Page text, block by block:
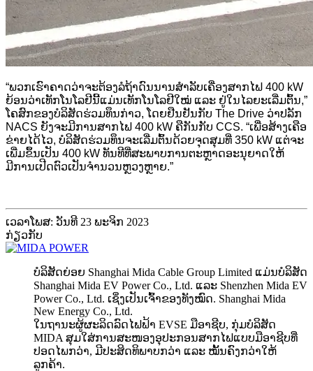
“ພວກເຮົາຄາດວ່າຈະຕ້ອງລໍຖ້າດົນນານສຳລັບເຄື່ອງສາກໄຟ 400 kW
ຍ້ອນວ່າເທັກໂນໂລຢີນີ້ແມ່ນເທັກໂນໂລຢີໃໝ່ ແລະ ຢູ່ໃນໄລຍະເລີ່ມຕົ້ນ,”
ໂຄສົກຂອງບໍລິສັດຮ່ວມທຶນກ່າວ, ໂດຍຢືນຢັນກັບ The Drive ວ່າປລັກ
NACS ຍັງຈະມີການສາກໄຟ 400 kW ຄືກັນກັບ CCS. “ເພື່ອສ້າງເຄືອ
ຂ່າຍໄດ້ໄວ, ບໍລິສັດຮ່ວມທຶນຈະເລີ່ມຕົ້ນດ້ວຍຈຸດສຸມທີ່ 350 kW ແຕ່ຈະ
ເພີ່ມຂຶ້ນເປັນ 400 kW ທັນທີທີ່ສະພາບການຕະຫຼາດອະນຸຍາດໃຫ້
ມີການເປີດຕົວເປັນຈຳນວນຫຼວງຫຼາຍ.”
ເວລາໂພສ: ວັນທີ 23 ພະຈິກ 2023
ກ່ຽວກັບ
ບໍລິສັດຍ່ອຍ Shanghai Mida Cable Group Limited ແມ່ນບໍລິສັດ
Shanghai Mida EV Power Co., Ltd. ແລະ Shenzhen Mida EV
Power Co., Ltd. ເຊິ່ງເປັນເຈົ້າຂອງທັງໝົດ. Shanghai Mida
New Energy Co., Ltd.
ໃນຖານະຜູ້ຜະລິດລົດໄຟຟ້າ EVSE ມືອາຊີບ, ກຸ່ມບໍລິສັດ
MIDA ສຸມໃສ່ການສະໜອງອຸປະກອນສາກໄຟແບບມືອາຊີບທີ່
ປອດໄພກວ່າ, ມີປະສິດທິພາບກວ່າ ແລະ ໝັ້ນຄົງກວ່າໃຫ້
ລູກຄ້າ.